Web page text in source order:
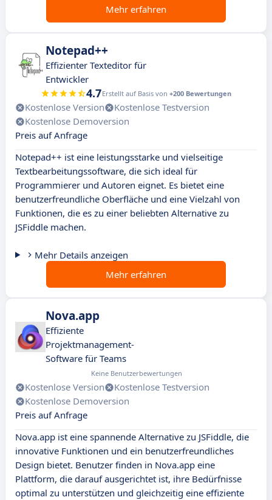
Mehr erfahren
Notepad++
Effizienter Texteditor für
Entwickler
4.7Erstellt auf Basis von +200 Bewertungen
Kostenlose Version
Kostenlose Testversion
Kostenlose Demoversion
Preis auf Anfrage
Notepad++ ist eine leistungsstarke und vielseitige
Textbearbeitungssoftware, die sich ideal für
Programmierer und Autoren eignet. Es bietet eine
benutzerfreundliche Oberfläche und eine Vielzahl von
Funktionen, die es zu einer beliebten Alternative zu
JSFiddle machen.
Mehr Details anzeigen
Mehr erfahren
Nova.app
Effiziente
Projektmanagement-
Software für Teams
Keine Benutzerbewertungen
Kostenlose Version
Kostenlose Testversion
Kostenlose Demoversion
Preis auf Anfrage
Nova.app ist eine spannende Alternative zu JSFiddle, die
innovative Funktionen und ein benutzerfreundliches
Design bietet. Benutzer finden in Nova.app eine
Plattform, die darauf ausgerichtet ist, ihre Bedürfnisse
optimal zu unterstützen und gleichzeitig eine effiziente